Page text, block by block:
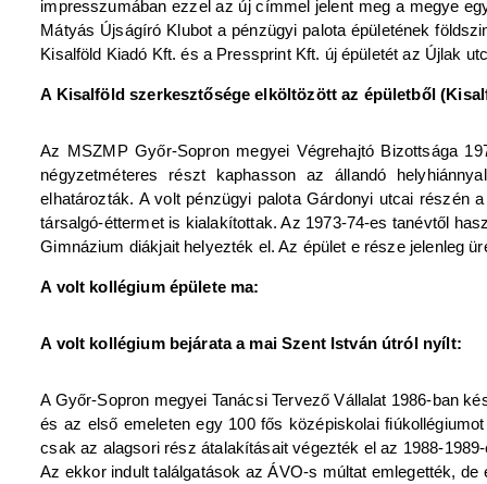
impresszumában ezzel az új címmel jelent meg a megye
Mátyás Újságíró Klubot a pénzügyi palota épületének
Kisalföld Kiadó Kft. és a Pressprint Kft. új épületét az Újlak
A Kisalföld szerkesztősége elköltözött az épületből
Az MSZMP Győr-Sopron megyei Végrehajtó Bizottsága
négyzetméteres részt kaphasson az állandó
elhatározták. A volt pénzügyi palota Gárdonyi utcai részén
társalgó-éttermet is kialakítottak. Az 1973-74-es tanévtől
Gimnázium diákjait helyezték el. Az épület e része jelenleg
A volt kollégium épülete ma:
A volt kollégium bejárata a mai Szent István útról nyílt:
A Győr-Sopron megyei Tanácsi Tervező Vállalat 1986-ban
és az első emeleten egy 100 fős középiskolai
csak az alagsori rész átalakításait végezték el az 1988-
Az ekkor indult találgatások az ÁVO-s múltat emlegették,